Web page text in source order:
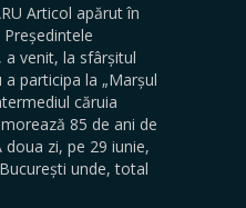
Articol apărut în
Președintele
a venit, la sfârșitul
participa la „Marșul
căruia
85 de ani de
zi, pe 29 iunie,
unde, total